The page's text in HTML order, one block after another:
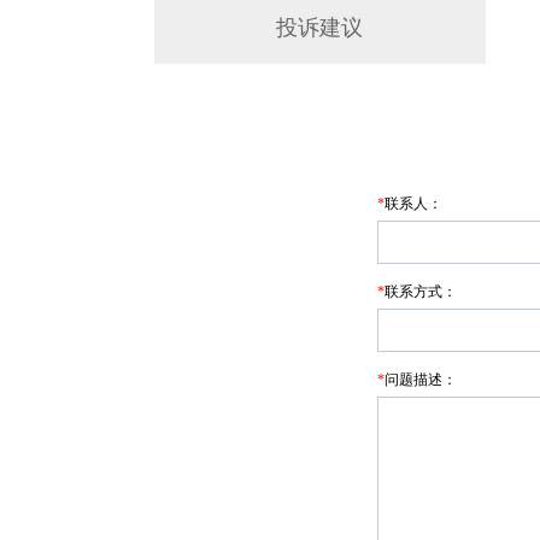
投诉建议
*联系人：
*联系方式：
*问题描述：